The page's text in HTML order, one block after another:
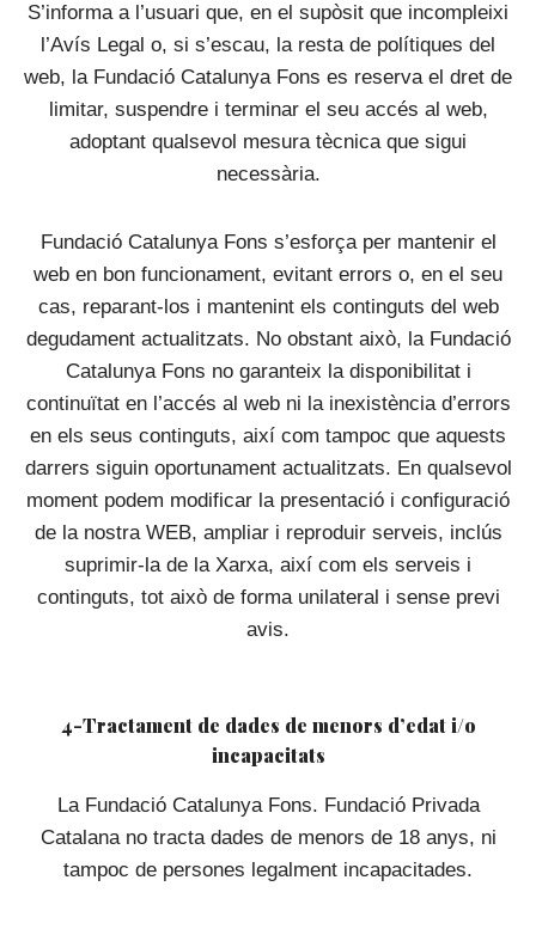
S’informa a l’usuari que, en el supòsit que incompleixi
l’Avís Legal o, si s’escau, la resta de polítiques del
web, la Fundació Catalunya Fons es reserva el dret de
limitar, suspendre i terminar el seu accés al web,
adoptant qualsevol mesura tècnica que sigui
necessària.
Fundació Catalunya Fons s’esforça per mantenir el
web en bon funcionament, evitant errors o, en el seu
cas, reparant-los i mantenint els continguts del web
degudament actualitzats. No obstant això, la Fundació
Catalunya Fons no garanteix la disponibilitat i
continuïtat en l’accés al web ni la inexistència d’errors
en els seus continguts, així com tampoc que aquests
darrers siguin oportunament actualitzats. En qualsevol
moment podem modificar la presentació i configuració
de la nostra WEB, ampliar i reproduir serveis, inclús
suprimir-la de la Xarxa, així com els serveis i
continguts, tot això de forma unilateral i sense previ
avis.
4-Tractament de dades de menors d’edat i/o
incapacitats
La Fundació Catalunya Fons. Fundació Privada
Catalana no tracta dades de menors de 18 anys, ni
tampoc de persones legalment incapacitades.